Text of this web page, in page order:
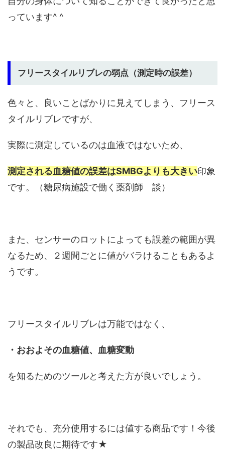
っています^ ^
フリースタイルリブレの弱点（測定時の誤差）
色々と、良いことばかりに見えてしまう、フリース
タイルリブレですが、
実際に測定しているのは血液ではないため、
測定される血糖値の誤差はSMBGよりも大きい印象
です。（糖尿病施設で働く薬剤師 談）
また、センサーのロットによっても誤差の範囲が異
なるため、２週間ごとに値がバラけることもあるよ
うです。
フリースタイルリブレは万能ではなく、
・おおよその血糖値、血糖変動
を知るためのツールと考えた方が良いでしょう。
それでも、充分使用するには値する商品です！今後
の製品改良に期待です★